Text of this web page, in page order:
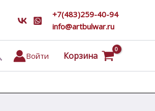
+7(483)259-40-94
info@artbulwar.ru
Войти Корзина